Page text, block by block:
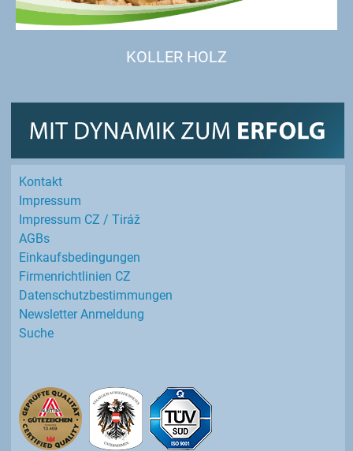
KOLLER HOLZ
Kontakt
Impressum
Impressum CZ / Tiráž
AGBs
Einkaufs­bedingungen
Firmenrichtlinien CZ
Datenschutz­bestimmungen
Newsletter Anmeldung
Suche